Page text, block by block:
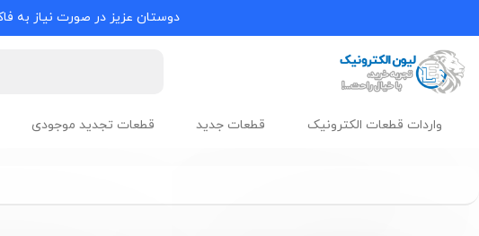
دوستان عزیز در صورت نیاز به
واردات قطعات الکترونیک قطعات جدید قطعات تجدید موجودی